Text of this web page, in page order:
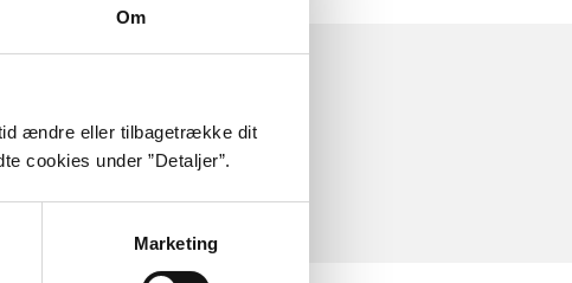
Om
ændre eller tilbagetrække dit
cookies under ”Detaljer”.
Marketing